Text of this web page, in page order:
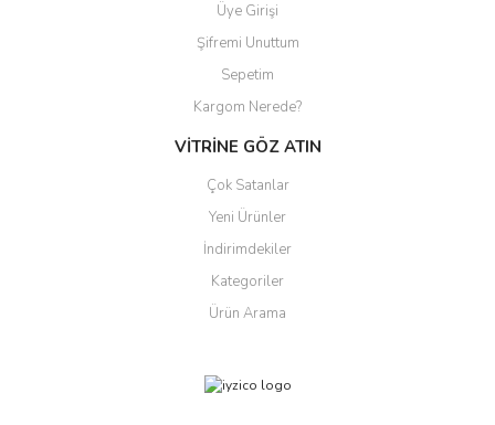
Üye Girişi
Şifremi Unuttum
Sepetim
Kargom Nerede?
VİTRİNE GÖZ ATIN
Çok Satanlar
Yeni Ürünler
İndirimdekiler
Kategoriler
Ürün Arama